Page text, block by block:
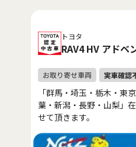
トヨタ
RAV4 HV アドベ
「群馬・埼玉・栃木・東
葉・新潟・長野・山梨」
せて頂きます。